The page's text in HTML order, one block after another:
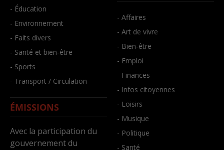
- Éducation
- Environnement
- Faits divers
- Santé et bien-être
- Sports
- Transport / Circulation
ÉMISSIONS
Avec la participation du
gouvernement du
- Affaires
- Art de vivre
- Bien-être
- Emploi
- Finances
- Infos citoyennes
- Loisirs
- Musique
- Politique
- Santé